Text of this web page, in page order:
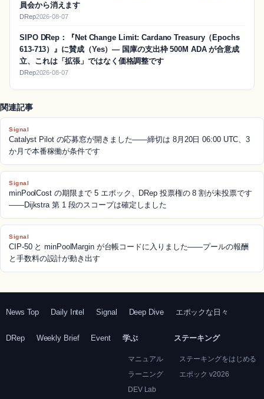
員会から消えます
DRep2026-08-07
SIPO DRep：『Net Change Limit: Cardano Treasury（Epochs
613-713）』に賛成（Yes）― 国庫の支出枠 500M ADA が合意成
立、これは「拡張」ではなく価格調整です
DRep2026-08-07
関連記事
Signal
Catalyst Pilot の応募窓が開きました——締切は 8月20日 06:00 UTC、3
か月で本番稼働が条件です
Signal
minPoolCost の期限まで 5 エポック、DRep 投票権の 8 割が未投票です
——Dijkstra 第 1 段のスコープは確定しました
Signal
CIP-50 と minPoolMargin が台帳コードに入りました——プールの報酬
と手数料の設計が動き出す
News Top Daily Intel Signal Deep Dive エポックな日々
DRep Weekly Brief Event 学ぶ
マニュアル
ラーニング
DEV Lab
ステーキング
ステーキングをはじめる
エポック v2026